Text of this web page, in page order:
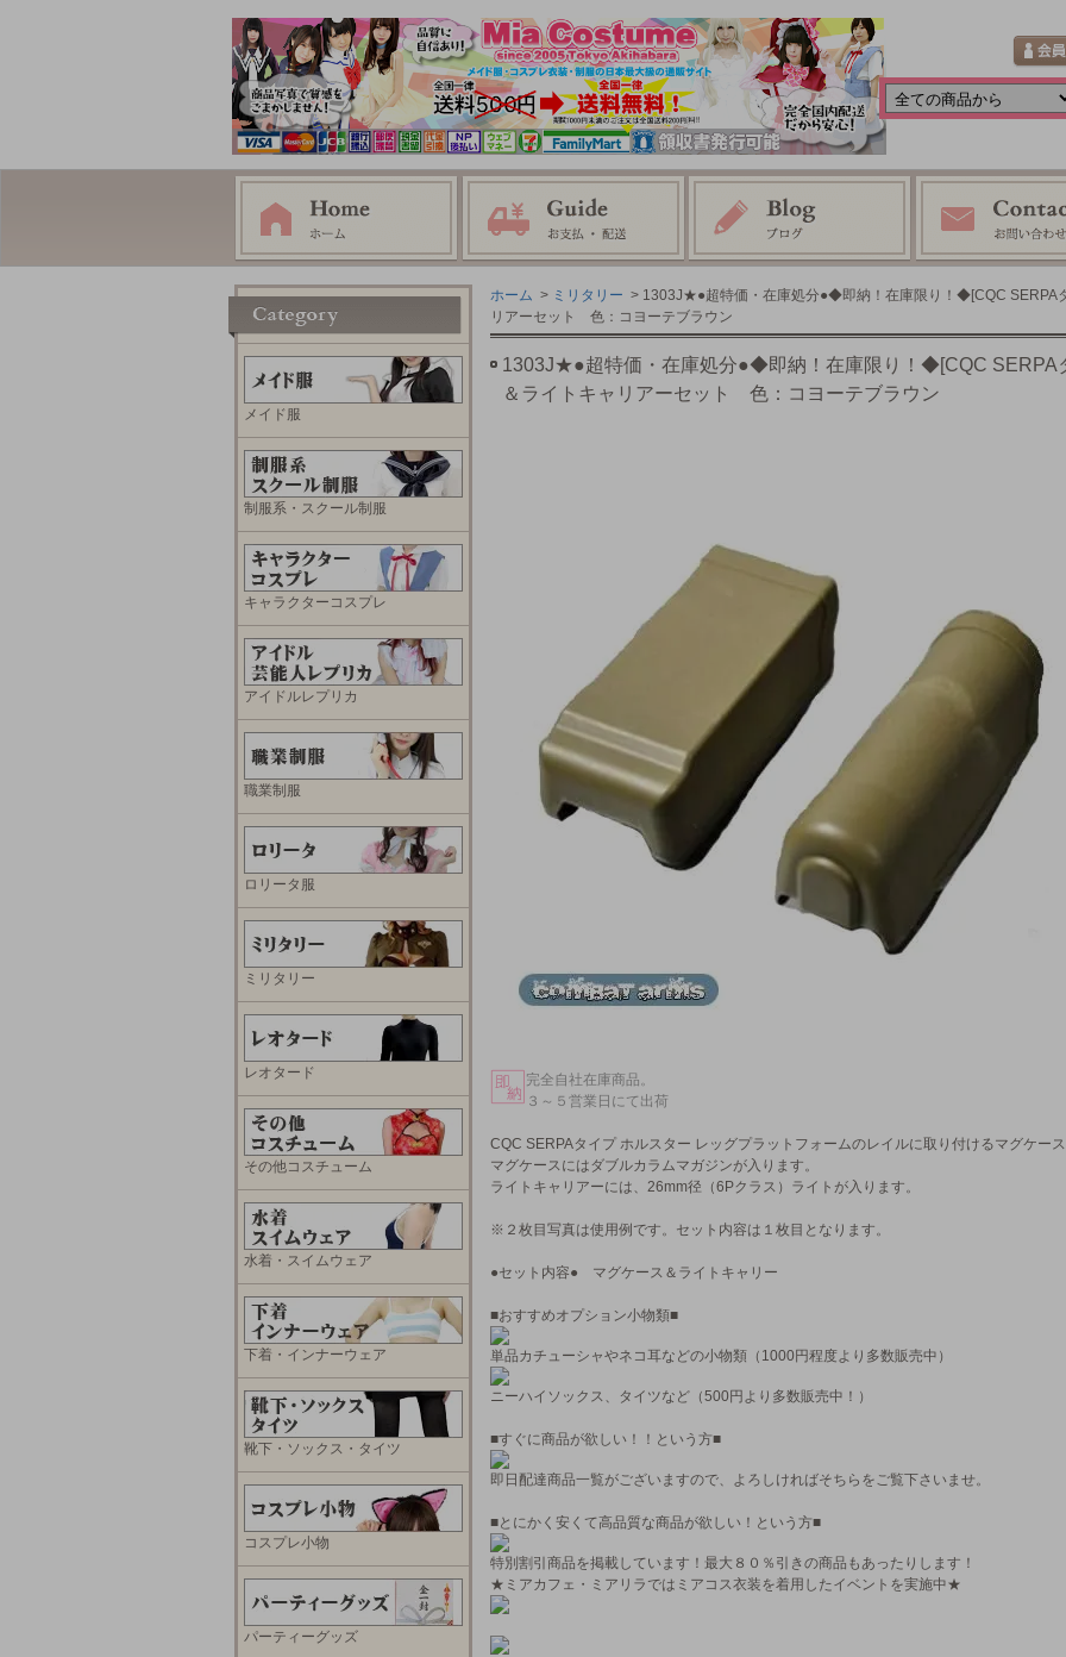
ホーム > ミリタリー > 1303J★●超特価・在庫処分●◆即納！在庫限り！◆[CQC SERPA
リアーセット 色：コヨーテブラウン
1303J★●超特価・在庫処分●◆即納！在庫限り！◆[CQC SERPA
＆ライトキャリアーセット 色：コヨーテブラウン
完全自社在庫商品。
３～５営業日にて出荷
CQC SERPAタイプ ホルスター レッグプラットフォームのレイルに取り付けるマグケー
マグケースにはダブルカラムマガジンが入ります。
ライトキャリアーには、26mm径（6Pクラス）ライトが入ります。
※２枚目写真は使用例です。セット内容は１枚目となります。
●セット内容● マグケース＆ライトキャリー
■おすすめオプション小物類■
単品カチューシャやネコ耳などの小物類（1000円程度より多数販売中）
ニーハイソックス、タイツなど（500円より多数販売中！）
■すぐに商品が欲しい！！という方■
即日配達商品一覧がございますので、よろしければそちらをご覧下さいませ。
■とにかく安くて高品質な商品が欲しい！という方■
特別割引商品を掲載しています！最大８０％引きの商品もあったりします！
★ミアカフェ・ミアリラではミアコス衣装を着用したイベントを実施中★
メイド服
制服系・スクール制服
キャラクターコスプレ
アイドルレプリカ
職業制服
ロリータ服
ミリタリー
レオタード
その他コスチューム
水着・スイムウェア
下着・インナーウェア
靴下・ソックス・タイツ
コスプレ小物
パーティーグッズ